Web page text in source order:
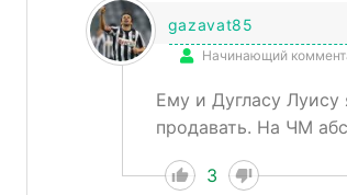
gazavat85
Начинающий
Ему и Дугласу
продавать. На ЧМ
3